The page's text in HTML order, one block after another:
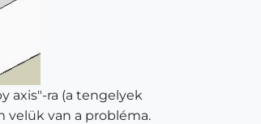
axis"-ra (a tengelyek
velük van a probléma.